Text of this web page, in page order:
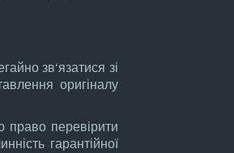
зв‘язатися зі
оригіналу
перевірити
гарантійної